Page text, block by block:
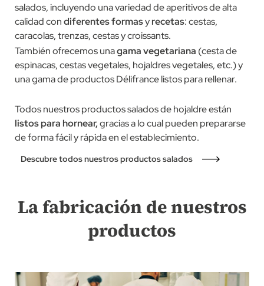
salados, incluyendo una variedad de aperitivos de alta
calidad condiferentes formasyrecetas: cestas,
caracolas, trenzas, cestas y croissants.
También ofrecemos unagama vegetariana (cesta de
espinacas, cestas vegetales, hojaldres vegetales, etc.) y
una gama de productos Délifrance listos para rellenar.
Todos nuestros productos salados de hojaldre están
listos para hornear,gracias a lo cual pueden prepararse
de forma fácil y rápida en el establecimiento.
Descubre todos nuestros productos salados
La fabricación de nuestros
productos